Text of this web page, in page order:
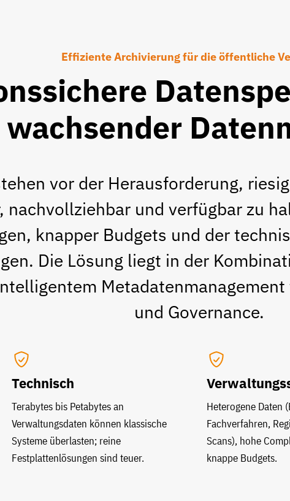
Effiziente Archivierung für die öffentliche
wachsender
vor der Herausforderung,
nachvollziehbar und verfügbar zu
knapper Budgets und der
Die Lösung liegt in der
und Governance.
Technisch
Terabytes bis Petabytes an
Verwaltungsdaten können klassische
Systeme überlasten; reine
Festplattenlösungen sind teuer.
Heterogene Daten
Fachverfahren,
Scans), hohe
knappe Budgets.